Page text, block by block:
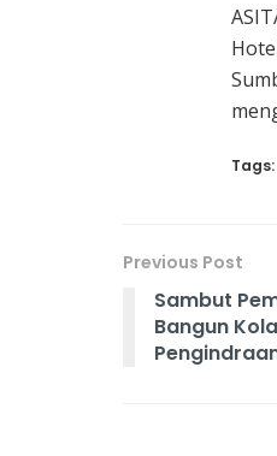
Tags:
Previous Post
Sambut
Bangun